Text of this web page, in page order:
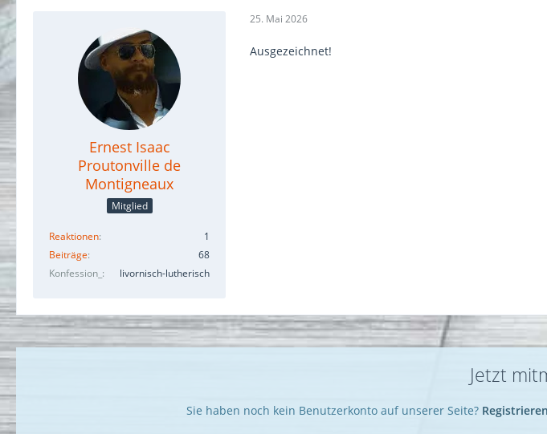
Ernest Isaac
Proutonville de
Montigneaux
Mitglied
Reaktionen
1
Beiträge
68
Konfession_
livornisch-lutherisch
25. Mai 2026
Ausgezeichnet!
Jetzt
Sie haben noch kein Benutzerkonto auf unserer Seite?